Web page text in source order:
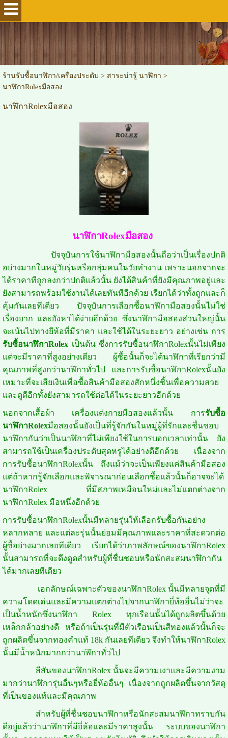
ร้านรับซื้อนาฬิกา/เครื่องประดับ > สาระน่ารู้ นาฬิกา >
นาฬิกาRolexมือสอง
นาฬิกาRolexมือสอง
นาฬิกาRolexมือสอง
ปัจจุบันการใช้นาฬิกามือสองนั้นถือว่าเป็นเรื่องปกติ
อย่างมากในหมู่วัยรุ่นหรือกลุ่มคนในวัยทำงาน เพราะนอกจากจะ
ได้ราคาทีถูกลงกว่าปกติแล้วนั้น ยังได้สินค้าที่ยังมีคุณภาพอยู่และ
ยังสามารถพร้อมใช้งานได้เลยทันทีอีกด้วย เรียกได้ว่าทั้งถูกและก็
คุ้มกันเลยทีเดียว ปัจจุบันการเลือกซื้อนาฬิกามือสองนั้นไม่ใช่
เรื่องยาก และยังหาได้ง่ายอีกด้วย ซึ่งนาฬิกามือสองส่วนใหญ่นั้น
จะเน้นไปทางยีห้อที่มีราคา และใช้ได้ในระยะยาว อย่างเช่น การ
รับซื้อนาฬิกาRolex เป็นต้น ซึ่งการรับซื้อนาฬิกาRolexนั้นไม่เพียง
แต่จะมีราคาที่สูงอย่างเดียว ผู้ซื้อนั้นก็จะได้นาฬิกาที่เรียกว่ามี
คุณภาพที่สูงกว่านาฬิกาทั่วไป และการรับซื้อนาฬิกาRolexนั้นยัง
เหมาะที่จะเสียเงินเพื่อซื้อสินค้ามือสองสักหนึ่งชิ้นเพื่อความสวย
และดูดีอีกทั้งยังสามารถใช้ต่อได้ในระยะยาวอีกด้วย
นอกจากเสื้อผ้า เครื่องแต่งกายมือสองแล้วนั้น การรับซื้อ
นาฬิกาRolexมือสองนั้นยังเป็นที่รู้จักกันในหมู่ผู้ที่รักและชื่นชอบ
นาฬิกากันว่าเป็นนาฬิกาที่ไม่เพียงใช้ในการบอกเวลาเท่านั้น ยัง
สามารถใช้เป็นเครื่องประดับสุดหรูได้อย่างดีอีกด้วย เนื่องจาก
การรับซื้อนาฬิกาRolexนั้น ถึงแม้ว่าจะเป็นเพียงแค่สินค้ามือสอง
แต่ถ้าหากรู้จักเลือกและพิจารณาก่อนเลือกซื้อแล้วนั้นก็อาจจะได้
นาฬิกาRolex ที่มีสภาพเหมือนใหม่และไม่แตกต่างจาก
นาฬิกาRolex มือหนึ่งอีกด้วย
การรับซื้อนาฬิกาRolexนั้นมีหลายรุ่นให้เลือกรับซื้อกันอย่าง
หลากหลาย และแต่ละรุ่นนั้นย่อมมีคุณภาพและราคาที่สะดวกต่อ
ผู้ซื้อย่างมากเลยทีเดียว เรียกได้ว่าภาพลักษณ์ของนาฬิกาRolex
นั้นสามารถที่จะดึงดูดสำหรับผู้ที่ชื่นชอบหรือนักสะสมนาฬิกากัน
ได้มากเลยทีเดียว
เอกลักษณ์เฉพาะตัวของนาฬิกาRolex นั้นมีหลายจุดที่มี
ความโดดเด่นและมีความแตกต่างไปจากนาฬิกายี่ห้ออื่นไม่ว่าจะ
เป็นน้ำหนักซึ่งนาฬิกา Rolex ทุกเรือนนั้นได้ถูกผลิตขึ้นด้วย
เหล็กกล้าอย่างดี หรือถ้าเป็นรุ่นที่มีตัวเรือนเป็นสีทองแล้วนั้นก็จะ
ถูกผลิตขึ้นจากทองคำแท้ 18k กันเลยทีเดียว จึงทำให้นาฬิกาRolex
นั้นมีน้ำหนักมากกว่านาฬิกาทั่วไป
สีสันของนาฬิกาRolex นั้นจะมีความเงาและมีความงาม
มากว่านาฬิการุ่นอื่นๆหรือยี่ห้ออื่นๆ เนื่องจากถูกผลิตขึ้นจากวัสดุ
ที่เป็นของแท้และมีคุณภาพ
สำหรับผู้ที่ชื่นชอบนาฬิกาหรือนักสะสมนาฬิกาทราบกัน
ดีอยู่แล้วว่านาฬิกาที่มียี่ห้อและมีราคาสูงนั้น ระบบของนาฬิกา